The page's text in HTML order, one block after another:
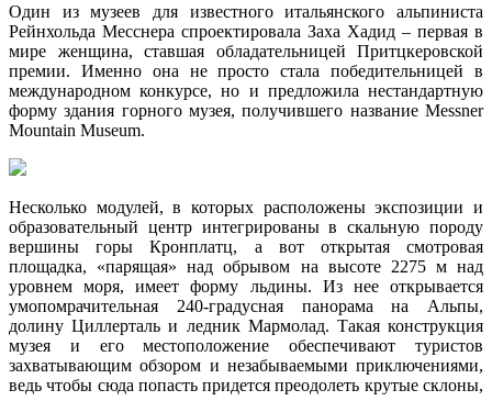
Один из музеев для известного итальянского альпиниста
Рейнхольда Месснера спроектировала Заха Хадид – первая в
мире женщина, ставшая обладательницей Притцкеровской
премии. Именно она не просто стала победительницей в
международном конкурсе, но и предложила нестандартную
форму здания горного музея, получившего название Messner
Mountain Museum.
Несколько модулей, в которых расположены экспозиции и
образовательный центр интегрированы в скальную породу
вершины горы Кронплатц, а вот открытая смотровая
площадка, «парящая» над обрывом на высоте 2275 м над
уровнем моря, имеет форму льдины. Из нее открывается
умопомрачительная 240-градусная панорама на Альпы,
долину Циллерталь и ледник Мармолад. Такая конструкция
музея и его местоположение обеспечивают туристов
захватывающим обзором и незабываемыми приключениями,
ведь чтобы сюда попасть придется преодолеть крутые склоны,